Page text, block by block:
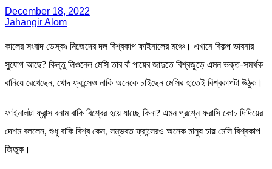
December 18, 2022
Jahangir Alom
কালের সংবাদ ডেস্কঃ নিজেদের দল বিশ্বকাপ ফাইনালের মঞ্চে। এখানে বিকল্প ভাবনার
সুযোগ আছে? কিন্তু লিওনেল মেসি তার বাঁ পায়ের জাদুতে বিশ্বজুড়ে এমন ভক্ত-সমর্থক
বানিয়ে রেখেছেন, খোদ ফ্রান্সেও নাকি অনেকে চাইছেন মেসির হাতেই বিশ্বকাপটা উঠুক।
ফাইনালটা ফ্রান্স বনাম বাকি বিশ্বের হয়ে যাচ্ছে কিনা? এমন প্রশ্নে ফরাসি কোচ দিদিয়ের
দেশম বললেন, শুধু বাকি বিশ্ব কেন, সম্ভবত ফ্রান্সেরও অনেক মানুষ চায় মেসি বিশ্বকাপ
জিতুক।